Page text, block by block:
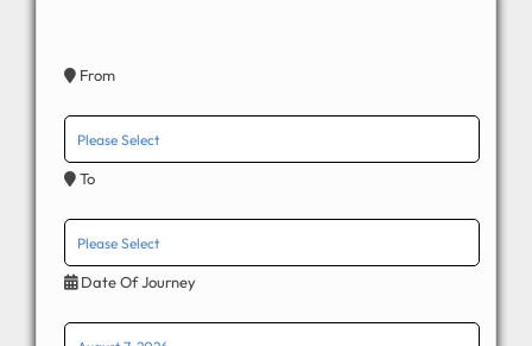
From
To
Date Of Journey